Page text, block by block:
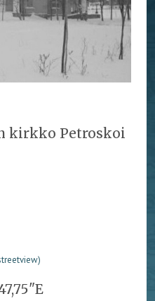
kirkko Petroskoi